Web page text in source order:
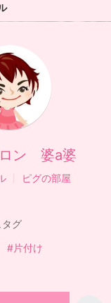
ン 婆a婆
ピグの部屋
タグ
#片付け